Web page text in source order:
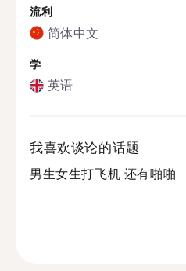
流利
简体中文
学
英语
我喜欢谈论的话题
男生女生打飞机 还有啪啪...